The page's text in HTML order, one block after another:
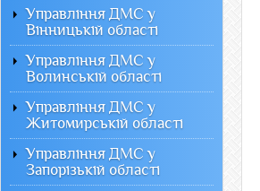
Управління ДМС у
Вінницькій області
Управління ДМС у
Волинській області
Управління ДМС у
Житомирській області
Управління ДМС у
Запорізькій області